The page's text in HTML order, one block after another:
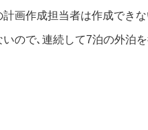
画作成担当者は作成できな
ので､連続して7泊の外泊